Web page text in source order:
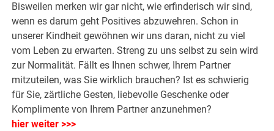
Bisweilen merken wir gar nicht, wie erfinderisch wir sind,
wenn es darum geht Positives abzuwehren. Schon in
unserer Kindheit gewöhnen wir uns daran, nicht zu viel
vom Leben zu erwarten. Streng zu uns selbst zu sein wird
zur Normalität. Fällt es Ihnen schwer, Ihrem Partner
mitzuteilen, was Sie wirklich brauchen? Ist es schwierig
für Sie, zärtliche Gesten, liebevolle Geschenke oder
Komplimente von Ihrem Partner anzunehmen?
hier weiter >>>